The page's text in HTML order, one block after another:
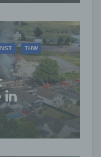
THW
in